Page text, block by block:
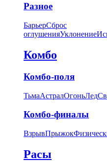
Разное
БарьерСброс
оглушенияУклонение
Комбо
Комбо-поля
ТьмаАстралОгоньЛед
Комбо-финалы
ВзрывПрыжок
Расы